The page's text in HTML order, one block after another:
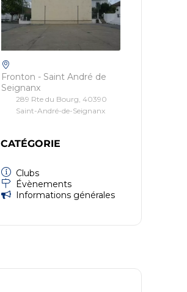
Fronton - Saint André de
Seignanx
289 Rte du Bourg, 40390
Saint-André-de-Seignanx
CATÉGORIE
Clubs
Évènements
Informations générales